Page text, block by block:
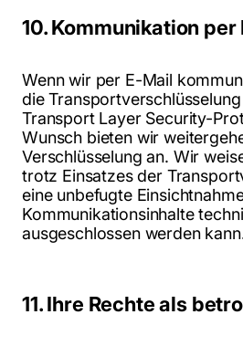
10. Kommunikation per
Wenn wir per E-Mail
die Transportverschlüsselung
Transport Layer Security-
Wunsch bieten wir
Verschlüsselung an. Wir
trotz Einsatzes der
eine unbefugte
Kommunikationsinhalte
ausgeschlossen werden
11. Ihre Rechte als